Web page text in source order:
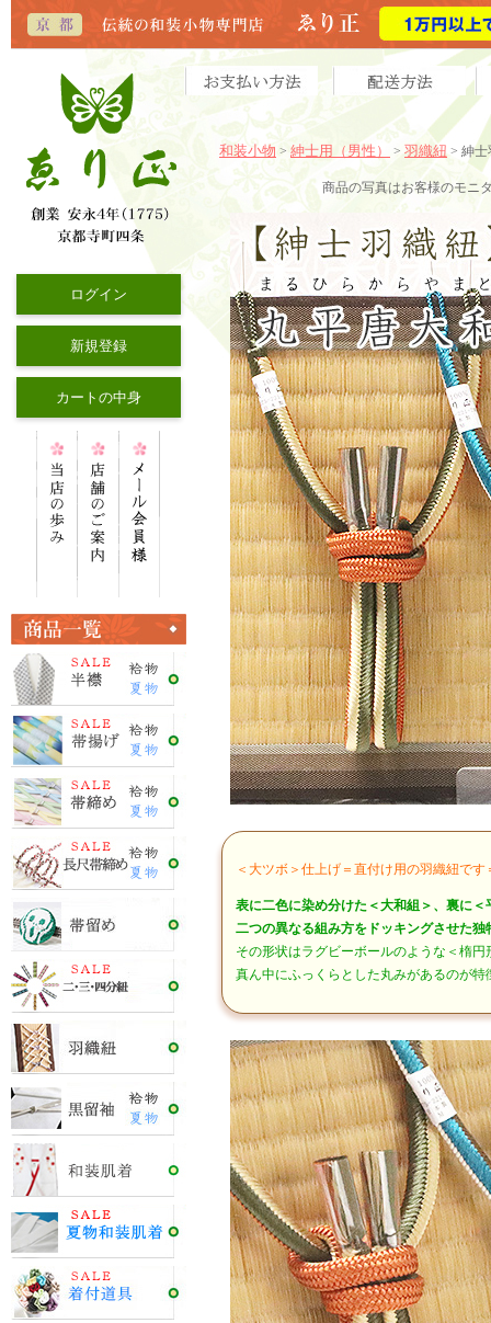
ログイン
新規登録
カートの中身
和装小物 > 紳士用（男性） > 羽織紐 > 紳
商品の写真はお客様のモニ
＜大ツボ＞仕上げ＝直付け用の羽織紐で
表に二色に染め分けた＜大和組＞、裏に＜
二つの異なる組み方をドッキングさせた独
その形状はラグビーボールのような＜楕円
真ん中にふっくらとした丸みがあるのが特